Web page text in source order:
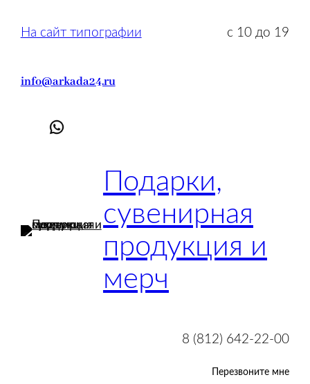
На сайт типографии с 10 до 19
info@arkada24.ru
Подарки,
сувенирная
продукция и
мерч
8 (812) 642-22-00
Перезвоните мне